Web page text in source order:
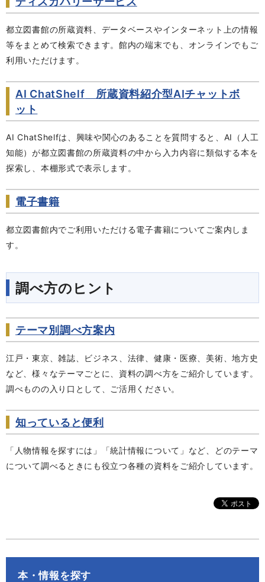
都立図書館の所蔵資料、データベースやインターネット上の情報
等をまとめて検索できます。館内の端末でも、オンラインでもご
利用いただけます。
AI ChatShelf 所蔵資料紹介型AIチャットボ
ット
AI ChatShelfは、興味や関心のあることを質問すると、AI（人工
知能）が都立図書館の所蔵資料の中から入力内容に類似する本を
探索し、本棚形式で表示します。
電子書籍
都立図書館内でご利用いただける電子書籍についてご案内しま
す。
調べ方のヒント
テーマ別調べ方案内
江戸・東京、雑誌、ビジネス、法律、健康・医療、美術、地方史
など、様々なテーマごとに、資料の調べ方をご紹介しています。
調べものの入り口として、ご活用ください。
知っていると便利
「人物情報を探すには」「統計情報について」など、どのテーマ
について調べるときにも役立つ各種の資料をご紹介しています。
本・情報を探す